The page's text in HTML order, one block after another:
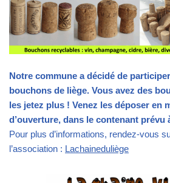
Notre commune a décidé de
bouchons de liège. Vous avez des
les jetez plus ! Venez les déposer en
d’ouverture, dans le contenant prévu
Pour plus d’informations, rendez-vous
l’association : Lachaineduliège